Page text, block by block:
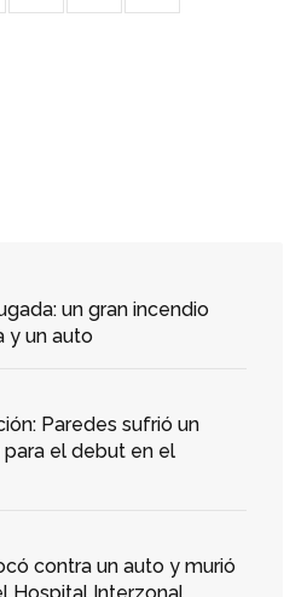
un gran incendio
y un auto
Paredes sufrió un
el debut en el
contra un auto y murió